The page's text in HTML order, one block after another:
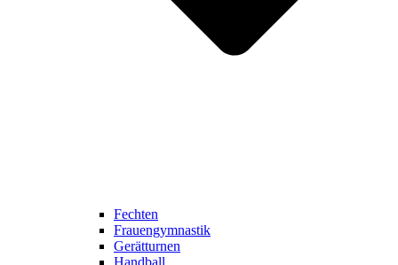
Fechten
Frauengymnastik
Gerätturnen
Handball